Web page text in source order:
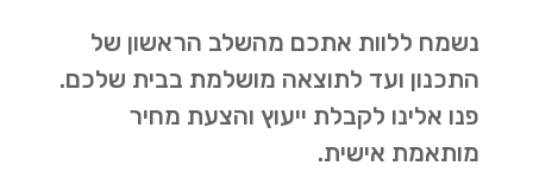
נשמח ללוות אתכם מהשלב הראשון של
התכנון ועד לתוצאה מושלמת בבית שלכם.
פנו אלינו לקבלת ייעוץ והצעת מחיר
מותאמת אישית.